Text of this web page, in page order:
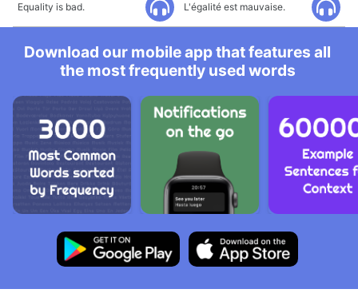
Equality is bad. L'égalité est mauvaise.
Download our mobile app that features all
the most frequently used words